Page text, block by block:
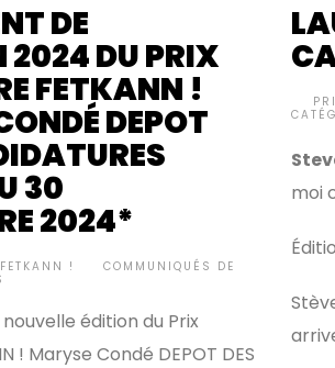
DE
2024 DU PRIX
FETKANN !
DEPOT
30
2024*
!
COMMUNIQUÉS DE
édition du Prix
! Maryse Condé DEPOT DES
moi